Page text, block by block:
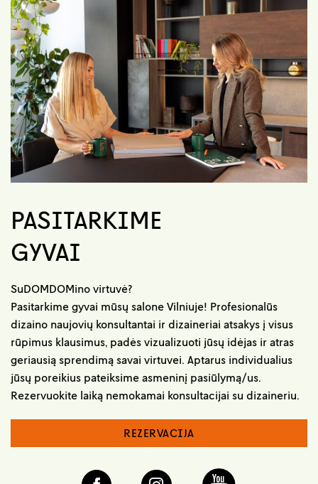
PASITARKIME
GYVAI
SuDOMDOMino virtuvė?
Pasitarkime gyvai mūsų salone Vilniuje! Profesionalūs
dizaino naujovių konsultantai ir dizaineriai atsakys į visus
rūpimus klausimus, padės vizualizuoti jūsų idėjas ir atras
geriausią sprendimą savai virtuvei. Aptarus individualius
jūsų poreikius pateiksime asmeninį pasiūlymą/us.
Rezervuokite laiką nemokamai konsultacijai su dizaineriu.
REZERVACIJA